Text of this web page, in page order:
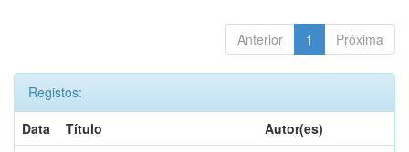
Anterior 1 Próxima
Registos:
Data
Título
Autor(es)